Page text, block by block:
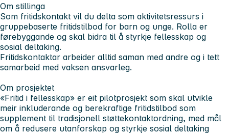
Om stillinga
Som fritidskontakt vil du delta som aktivitetsressurs i
gruppebaserte fritidstilbod for barn og unge. Rolla er
førebyggande og skal bidra til å styrkje fellesskap og
sosial deltaking.
Fritidskontaktar arbeider alltid saman med andre og i tett
samarbeid med vaksen ansvarleg.
Om prosjektet
«Fritid i fellesskap» er eit pilotprosjekt som skal utvikle
meir inkluderande og berekraftige fritidstilbod som
supplement til tradisjonell støttekontaktordning, med mål
om å redusere utanforskap og styrkje sosial deltaking